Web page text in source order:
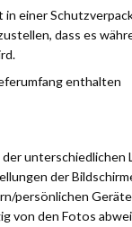
in einer
dass es
enthalten
unterschiedlichen
der
persönlichen
von den Fotos